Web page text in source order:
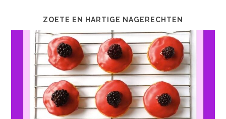
ZOETE EN HARTIGE NAGERECHTEN